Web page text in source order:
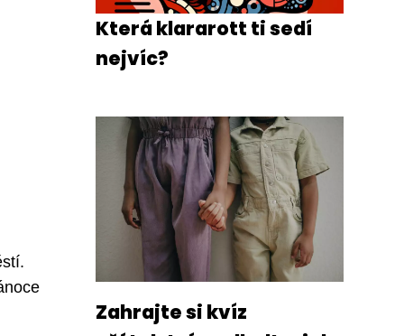
Která klararott ti sedí
nejvíc?
Zahrajte si kvíz